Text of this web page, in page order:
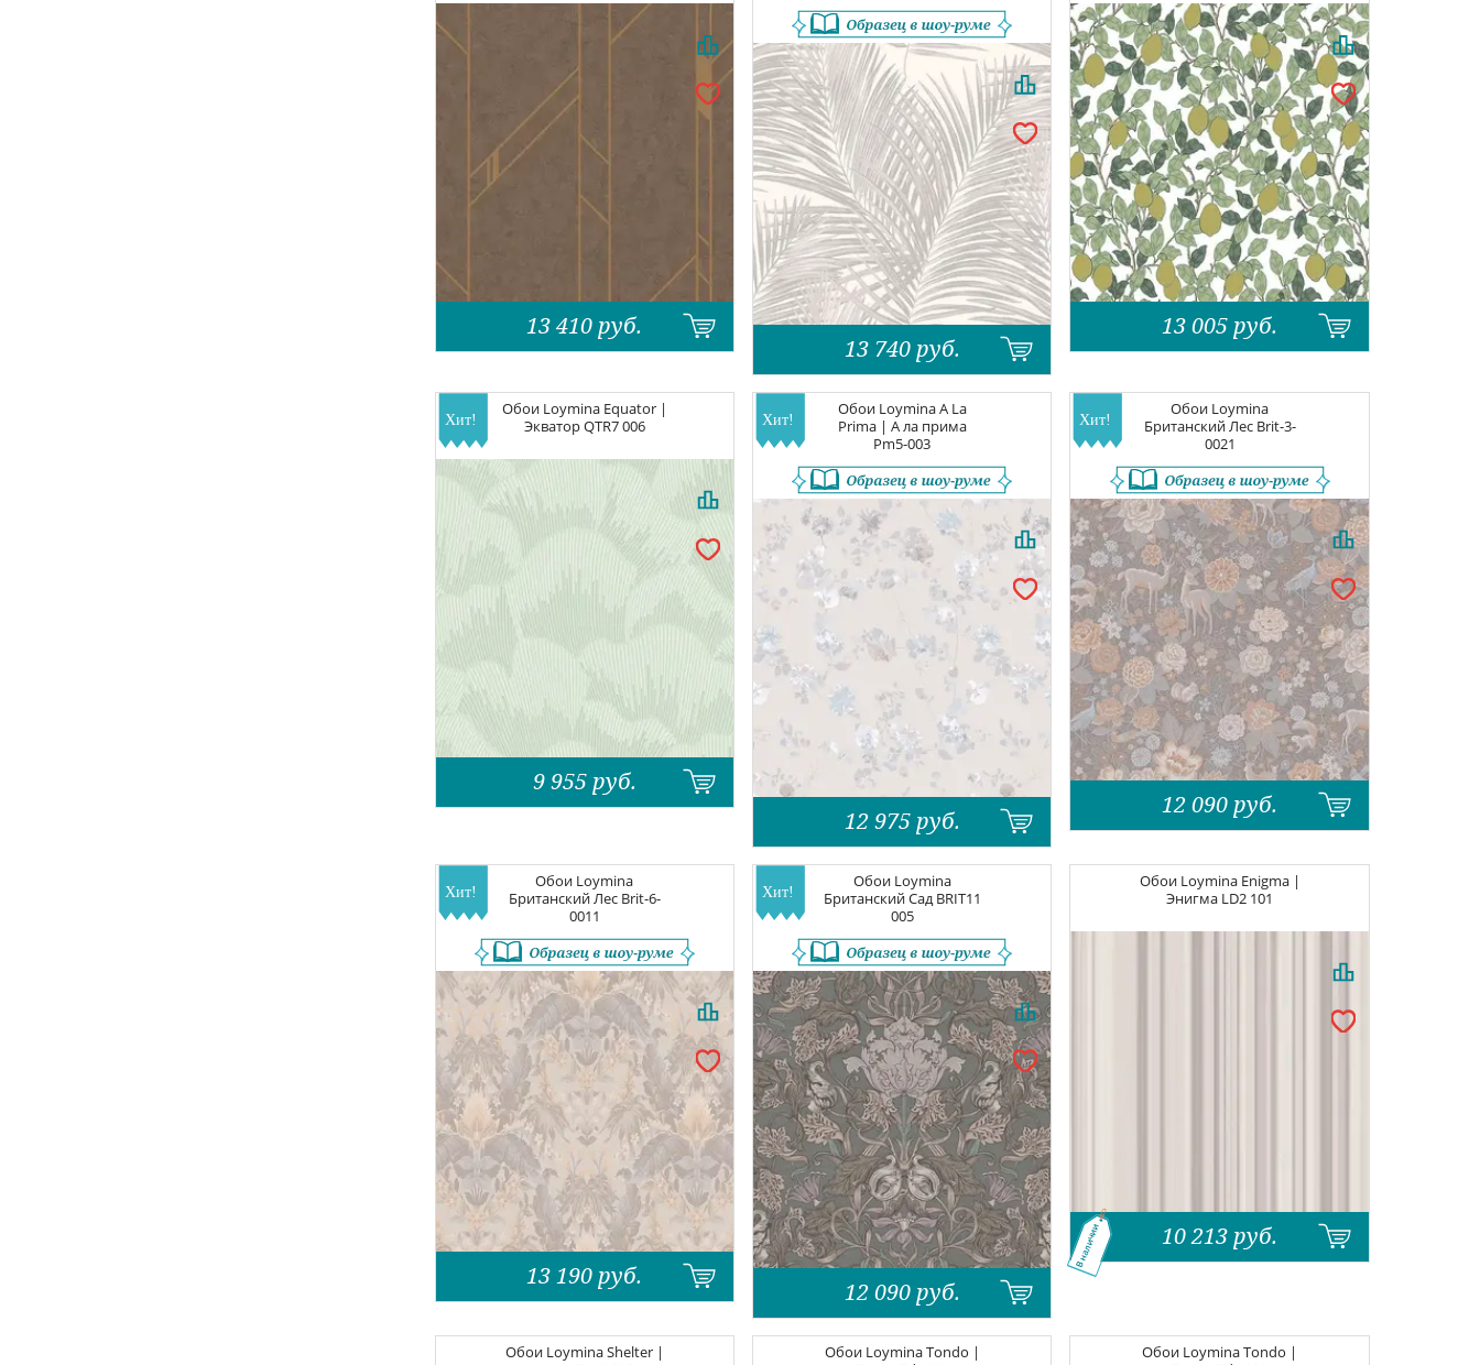
13 410 руб.
13 740 руб.
13 005 руб.
Обои Loymina Equator |
ЭкваторQTR7 006
9 955 руб.
Обои Loymina A La
Prima | А ла прима
Pm5-003
12 975 руб.
Обои Loymina
Британский Лес Brit-3-
0021
12 090 руб.
Обои Loymina
Британский Лес Brit-6-
0011
13 190 руб.
Обои Loymina
Британский СадBRIT11
005
12 090 руб.
Обои Loymina Enigma |
Энигма LD2 101
10 213 руб.
В наличии
Обои Loymina Shelter |
Обои Loymina Tondo |
Обои Loymina Tondo |